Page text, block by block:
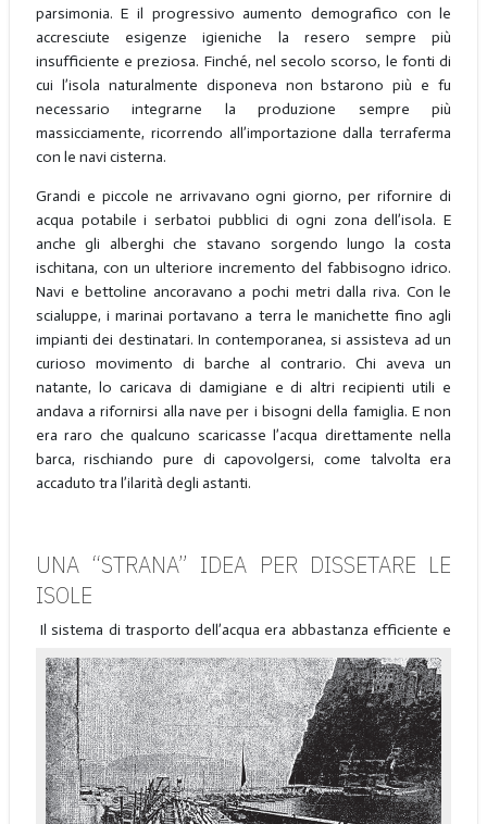
parsimonia. E il progressivo aumento demografico con le
accresciute esigenze igieniche la resero sempre più
insufficiente e preziosa. Finché, nel secolo scorso, le fonti di
cui l’isola naturalmente disponeva non bstarono più e fu
necessario integrarne la produzione sempre più
massicciamente, ricorrendo all’importazione dalla terraferma
con le navi cisterna.
Grandi e piccole ne arrivavano ogni giorno, per rifornire di
acqua potabile i serbatoi pubblici di ogni zona dell’isola. E
anche gli alberghi che stavano sorgendo lungo la costa
ischitana, con un ulteriore incremento del fabbisogno idrico.
Navi e bettoline ancoravano a pochi metri dalla riva. Con le
scialuppe, i marinai portavano a terra le manichette fino agli
impianti dei destinatari. In contemporanea, si assisteva ad un
curioso movimento di barche al contrario. Chi aveva un
natante, lo caricava di damigiane e di altri recipienti utili e
andava a rifornirsi alla nave per i bisogni della famiglia. E non
era raro che qualcuno scaricasse l’acqua direttamente nella
barca, rischiando pure di capovolgersi, come talvolta era
accaduto tra l’ilarità degli astanti.
UNA “STRANA” IDEA PER DISSETARE LE
ISOLE
Il sistema di trasporto dell’acqua era abbastanza efficiente e